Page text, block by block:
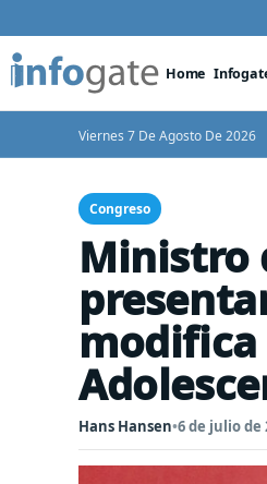
Home
Viernes 7 De Agosto De 2026
Congreso
Ministro
modifica
Hans Hansen•6 de julio de